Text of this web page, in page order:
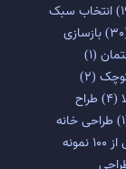
انتخاب سبک
بازسازی
(1)
(2)
(4)
طراح
طراحی خانه
طراحی دکوراسیون داخلی با بیش از 100 نمونه